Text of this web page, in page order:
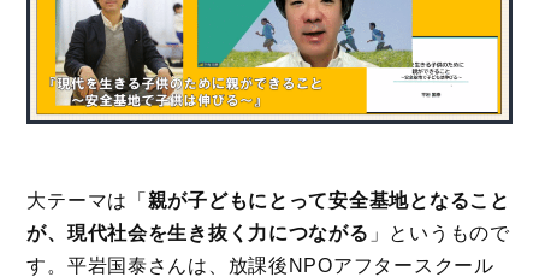
大テーマは「 親が子どもにとって安全基地となること
が、現代社会を生き抜く力につながる 」というもので
す。平岩国泰さんは、放課後NPOアフタースクール